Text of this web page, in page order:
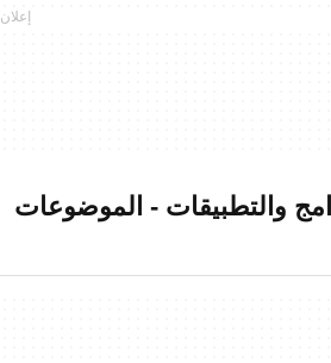
والتطبيقات - الموضوعات